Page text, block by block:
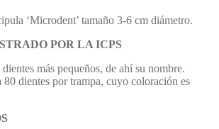
‘Microdent’ tamaño 3-6 cm diámetro.
POR LA ICPS
más pequeños, de ahí su nombre.
80 dientes por trampa, cuyo coloración es